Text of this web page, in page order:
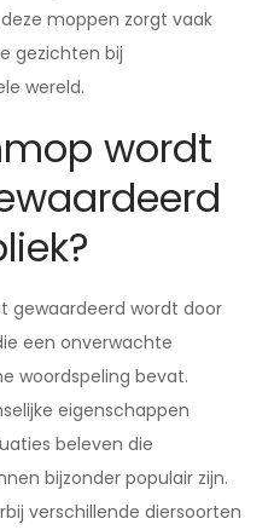
moppen zorgt vaak
gezichten bij
wereld.
wordt
gewaardeerd wordt door
een onverwachte
woordspeling bevat.
eigenschappen
beleven die
bijzonder populair zijn.
verschillende diersoorten